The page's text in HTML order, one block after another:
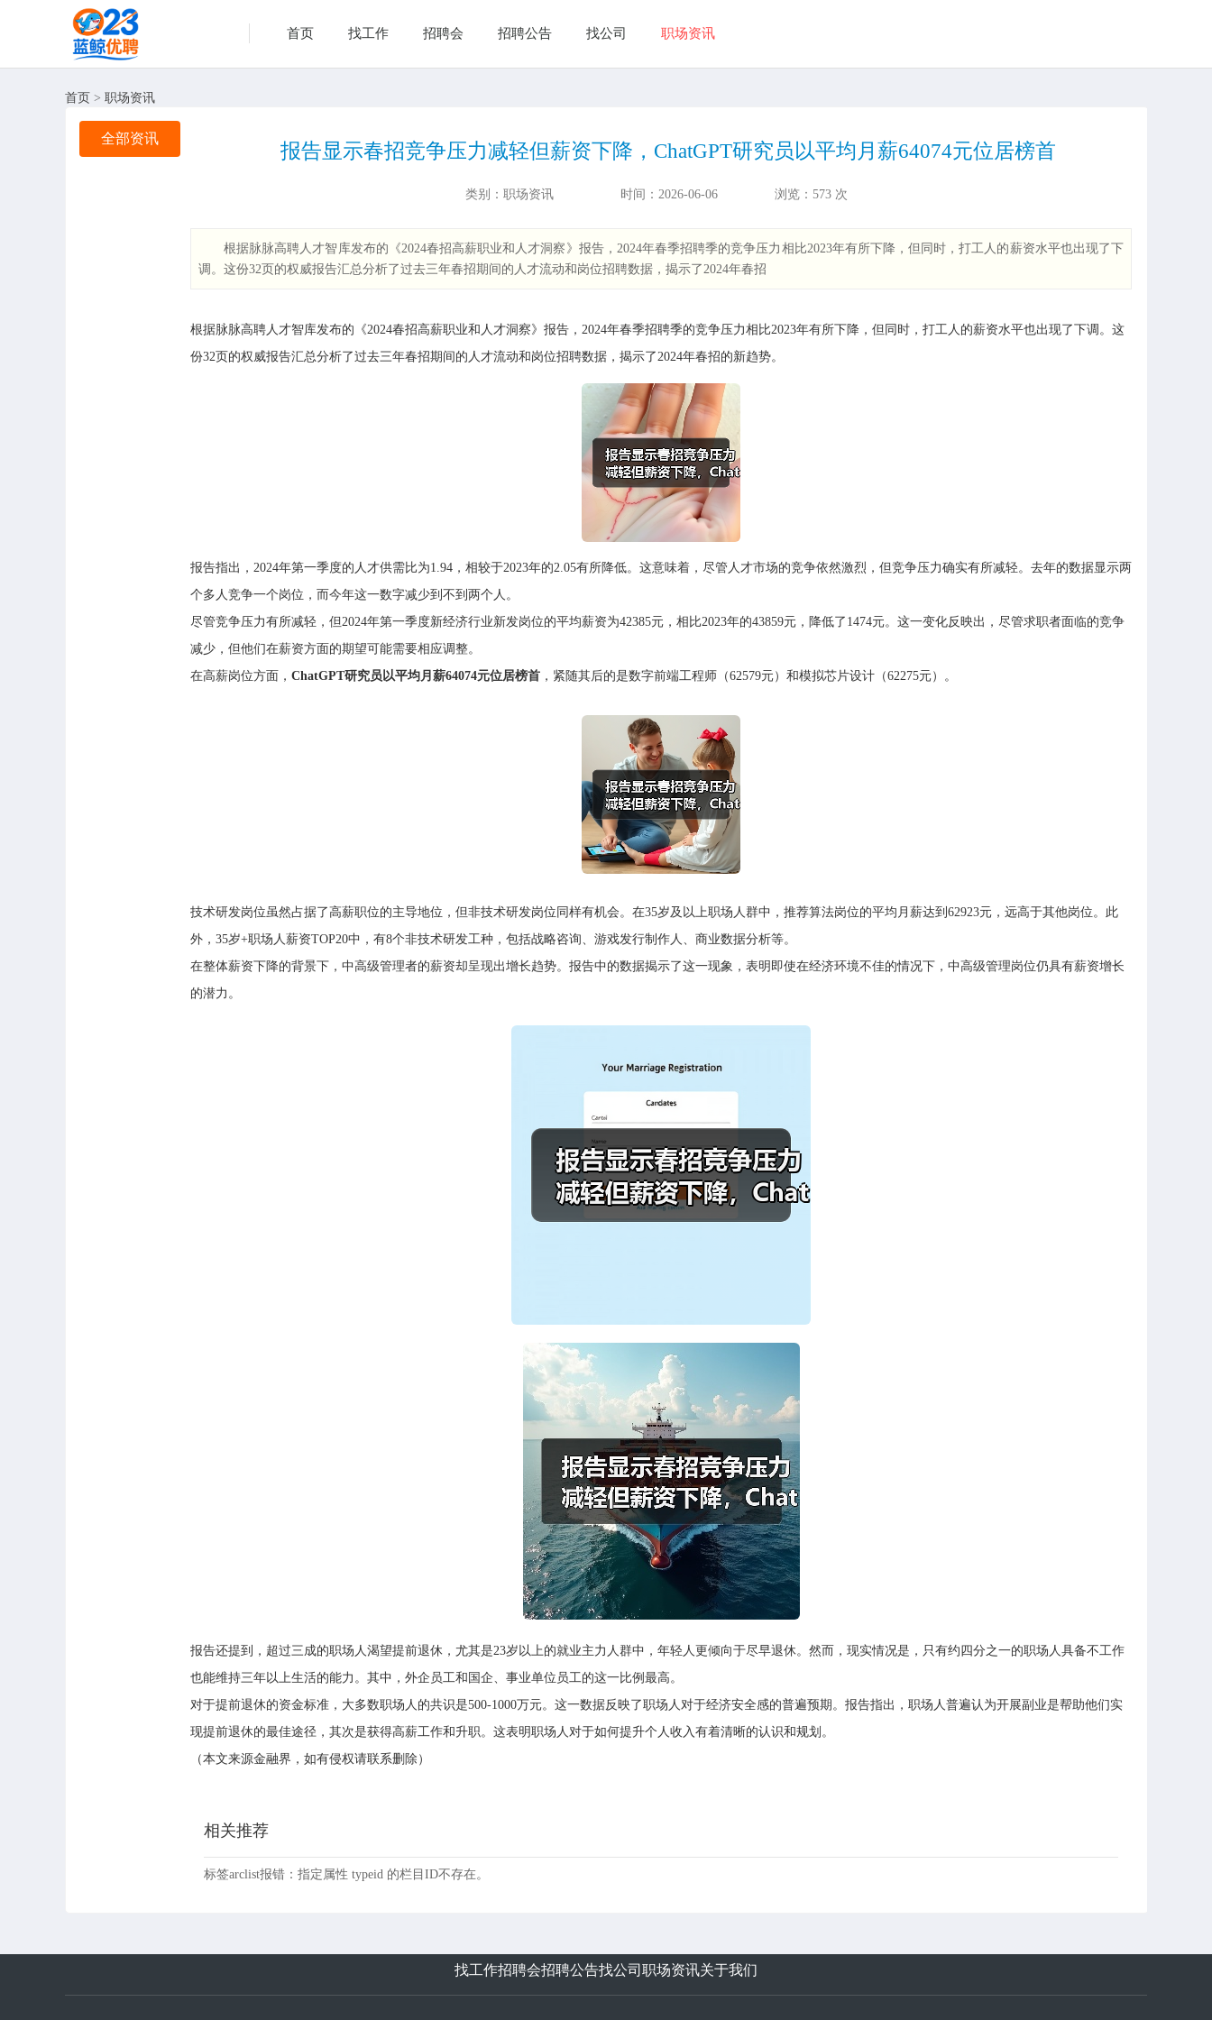
首页 找工作 招聘会 招聘公告 找公司 职场资讯
首页 > 职场资讯
全部资讯
报告显示春招竞争压力减轻但薪资下降，ChatGPT研究员以平均月薪64074元位居榜首
类别：职场资讯 时间： 2026-06-06 浏览： 573 次
根据脉脉高聘人才智库发布的《2024春招高薪职业和人才洞察》报告，2024年春季招聘季的竞争压力相比2023年有所下降，但同时，打工人的薪资水平也出现了下
调。这份32页的权威报告汇总分析了过去三年春招期间的人才流动和岗位招聘数据，揭示了2024年春招
根据脉脉高聘人才智库发布的《2024春招高薪职业和人才洞察》报告，2024年春季招聘季的竞争压力相比2023年有所下降，但同时，打工人的薪资水平也出现了下调。这
份32页的权威报告汇总分析了过去三年春招期间的人才流动和岗位招聘数据，揭示了2024年春招的新趋势。
报告指出，2024年第一季度的人才供需比为1.94，相较于2023年的2.05有所降低。这意味着，尽管人才市场的竞争依然激烈，但竞争压力确实有所减轻。去年的数据显示两
个多人竞争一个岗位，而今年这一数字减少到不到两个人。
尽管竞争压力有所减轻，但2024年第一季度新经济行业新发岗位的平均薪资为42385元，相比2023年的43859元，降低了1474元。这一变化反映出，尽管求职者面临的竞争
减少，但他们在薪资方面的期望可能需要相应调整。
在高薪岗位方面， ChatGPT研究员以平均月薪64074元位居榜首 ，紧随其后的是数字前端工程师（62579元）和模拟芯片设计（62275元）。
技术研发岗位虽然占据了高薪职位的主导地位，但非技术研发岗位同样有机会。在35岁及以上职场人群中，推荐算法岗位的平均月薪达到62923元，远高于其他岗位。此
外，35岁+职场人薪资TOP20中，有8个非技术研发工种，包括战略咨询、游戏发行制作人、商业数据分析等。
在整体薪资下降的背景下，中高级管理者的薪资却呈现出增长趋势。报告中的数据揭示了这一现象，表明即使在经济环境不佳的情况下，中高级管理岗位仍具有薪资增长
的潜力。
报告还提到，超过三成的职场人渴望提前退休，尤其是23岁以上的就业主力人群中，年轻人更倾向于尽早退休。然而，现实情况是，只有约四分之一的职场人具备不工作
也能维持三年以上生活的能力。其中，外企员工和国企、事业单位员工的这一比例最高。
对于提前退休的资金标准，大多数职场人的共识是500-1000万元。这一数据反映了职场人对于经济安全感的普遍预期。报告指出，职场人普遍认为开展副业是帮助他们实
现提前退休的最佳途径，其次是获得高薪工作和升职。这表明职场人对于如何提升个人收入有着清晰的认识和规划。
（本文来源金融界，如有侵权请联系删除）
相关推荐
标签arclist报错：指定属性 typeid 的栏目ID不存在。
找工作招聘会招聘公告找公司 职场资讯关于我们